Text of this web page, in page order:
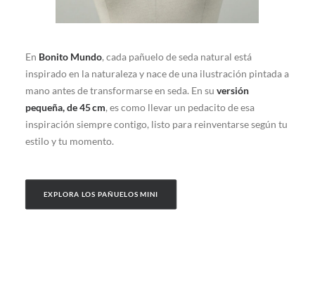
En Bonito Mundo, cada pañuelo de seda natural está
inspirado en la naturaleza y nace de una ilustración pintada a
mano antes de transformarse en seda. En su versión
pequeña, de 45 cm, es como llevar un pedacito de esa
inspiración siempre contigo, listo para reinventarse según tu
estilo y tu momento.
EXPLORA LOS PAÑUELOS MINI